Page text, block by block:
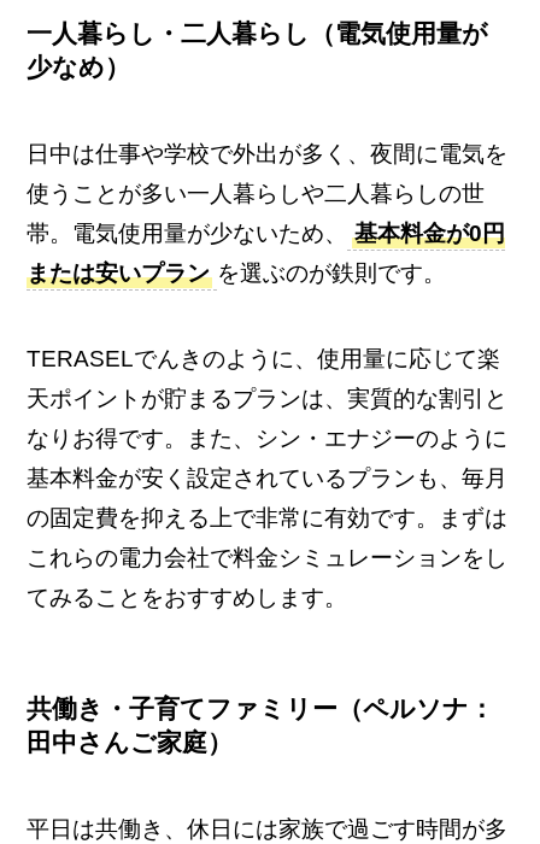
一人暮らし・二人暮らし（電気使用量が
少なめ）
日中は仕事や学校で外出が多く、夜間に電気を
使うことが多い一人暮らしや二人暮らしの世
帯。電気使用量が少ないため、
基本料金が0円
または安いプラン を選ぶのが鉄則です。
TERASELでんきのように、使用量に応じて楽
天ポイントが貯まるプランは、実質的な割引と
なりお得です。また、シン・エナジーのように
基本料金が安く設定されているプランも、毎月
の固定費を抑える上で非常に有効です。まずは
これらの電力会社で料金シミュレーションをし
てみることをおすすめします。
共働き・子育てファミリー（ペルソナ：
田中さんご家庭）
平日は共働き、休日には家族で過ごす時間が多